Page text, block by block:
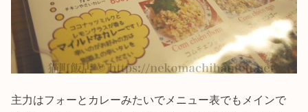
主力はフォーとカレーみたいでメニュー表でもメインで